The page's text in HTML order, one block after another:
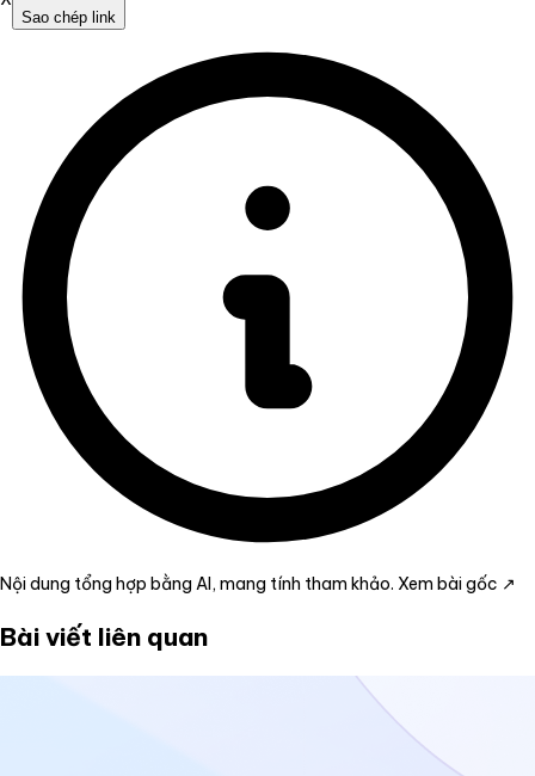
Sao chép link
Nội dung tổng hợp bằng AI, mang tính tham khảo. Xem bài gốc ↗
Bài viết liên quan